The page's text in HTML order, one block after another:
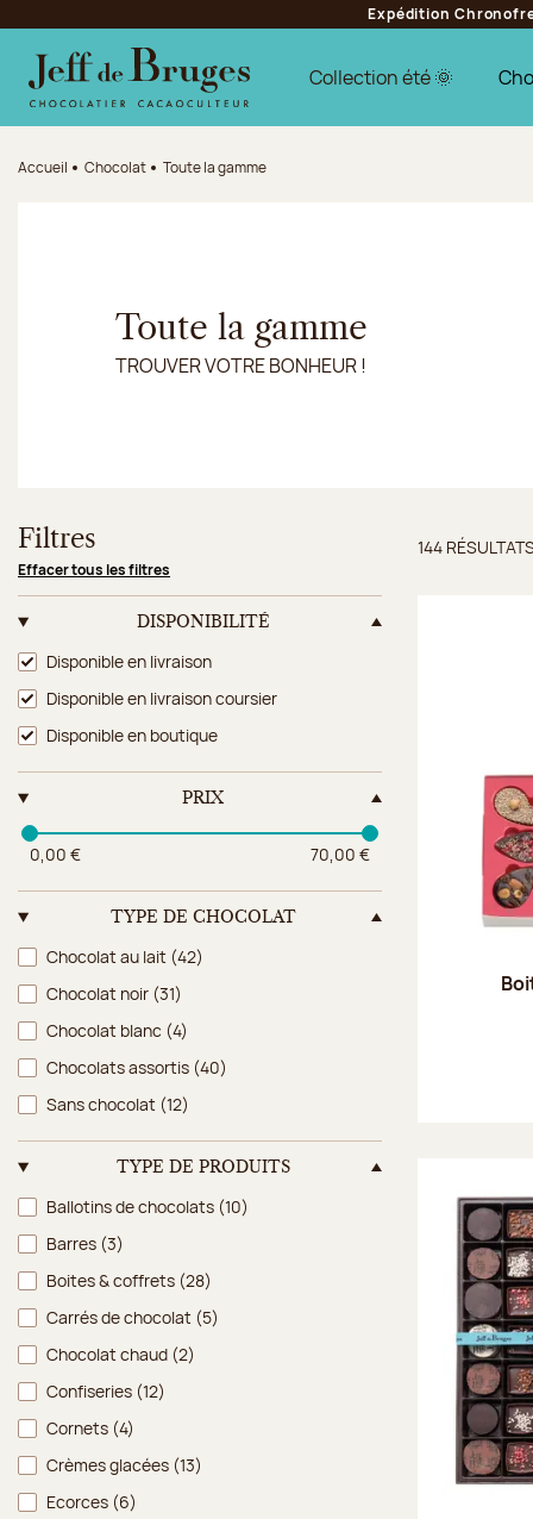
Aller au contenu principal
Aller au pied de page
Expédition
Collection été 🌞
Accueil Chocolat Toute la gamme
Toute la gamme
TROUVER VOTRE BONHEUR !
Filtres
Effacer tous les filtres
DISPONIBILITÉ
Disponibilité
Disponible en livraison
Disponible en livraison coursier
Disponible en boutique
PRIX
0,00 € 70,00 €
TYPE DE CHOCOLAT
Type de chocolat
Chocolat au lait (42)
Chocolat noir (31)
Chocolat blanc (4)
Chocolats assortis (40)
Sans chocolat (12)
TYPE DE PRODUITS
Type de produits
Ballotins de chocolats (10)
Barres (3)
Boites & coffrets (28)
Carrés de chocolat (5)
Chocolat chaud (2)
Confiseries (12)
Cornets (4)
Crèmes glacées (13)
Ecorces (6)
144